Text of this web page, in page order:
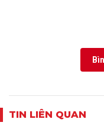
TIN LIÊN QUAN